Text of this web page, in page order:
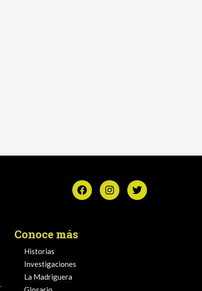
Conoce más
Historias
Investigaciones
La Madriguera